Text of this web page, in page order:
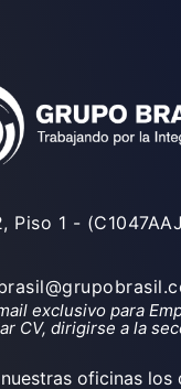
Piso 1 -
exclusivo para
CV, dirigirse a la
oficinas los